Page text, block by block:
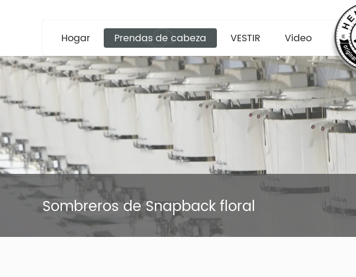
Hogar Prendas de cabeza VESTIR Video
Sombreros de Snapback floral